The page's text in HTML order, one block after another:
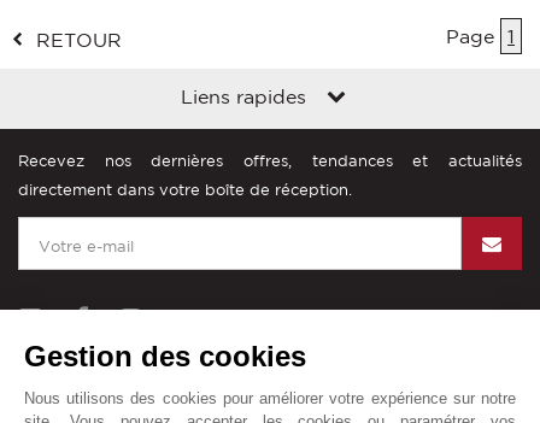
RETOUR Page 1
Liens rapides
Recevez nos dernières offres, tendances et actualités
directement dans votre boîte de réception.
John Taylor dans le monde
Gestion des cookies
Nous utilisons des cookies pour améliorer votre expérience sur notre